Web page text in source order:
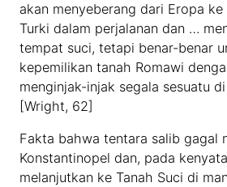
akan menyeberang dari Eropa
Turki dalam perjalanan dan …
tempat suci, tetapi benar-benar
kepemilikan tanah Romawi
menginjak-injak segala sesuatu
[Wright, 62]
Fakta bahwa tentara salib gagal
Konstantinopel dan, pada
melanjutkan ke Tanah Suci di